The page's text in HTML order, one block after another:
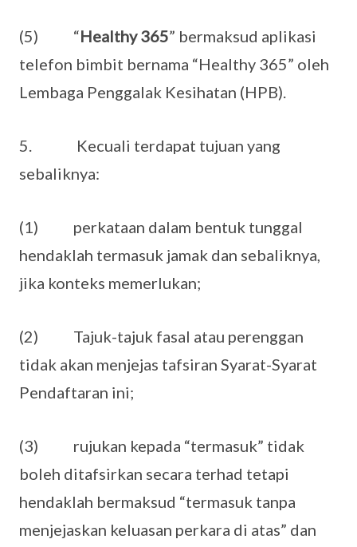
(5) “Healthy 365” bermaksud aplikasi
telefon bimbit bernama “Healthy 365” oleh
Lembaga Penggalak Kesihatan (HPB).
5. Kecuali terdapat tujuan yang
sebaliknya:
(1) perkataan dalam bentuk tunggal
hendaklah termasuk jamak dan sebaliknya,
jika konteks memerlukan;
(2) Tajuk-tajuk fasal atau perenggan
tidak akan menjejas tafsiran Syarat-Syarat
Pendaftaran ini;
(3) rujukan kepada “termasuk” tidak
boleh ditafsirkan secara terhad tetapi
hendaklah bermaksud “termasuk tanpa
menjejaskan keluasan perkara di atas” dan